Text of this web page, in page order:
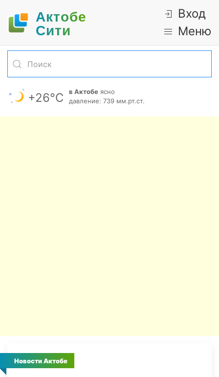
Актобе
Cити
Вход
Меню
+26°С в Актобе ясно
давление: 739 мм.рт.ст.
Новости Актобе